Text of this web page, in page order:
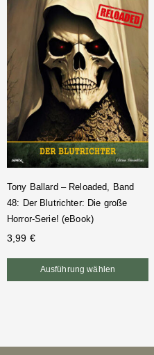
Tony Ballard – Reloaded, Band
48: Der Blutrichter: Die große
Horror-Serie! (eBook)
3,99 €
Ausführung wählen